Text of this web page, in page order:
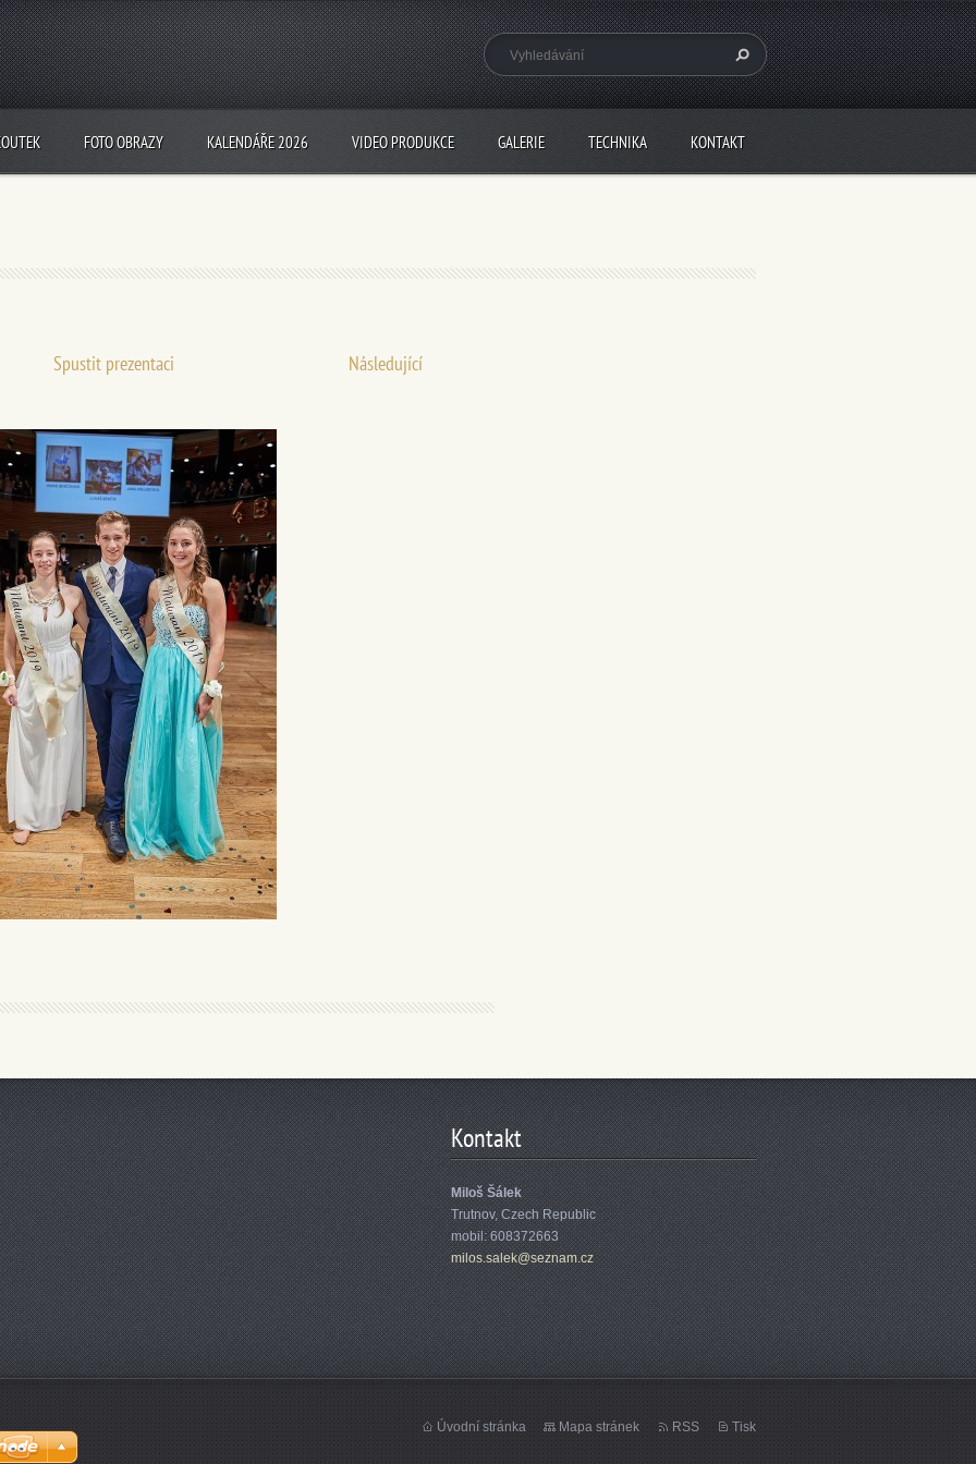
FOTO OBRAZY KALENDÁŘE 2026 VIDEO PRODUKCE GALERIE TECHNIKA KONTAKT
Spustit prezentaci Následující
Kontakt
Miloš Šálek
Trutnov, Czech Republic
mobil: 608372663
milos.salek@seznam.cz
Úvodní stránka Mapa stránek RSS Tisk